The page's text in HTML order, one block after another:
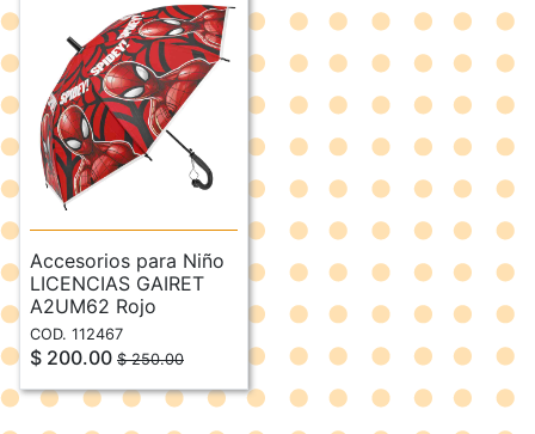
Accesorios para Niño
LICENCIAS GAIRET
A2UM62 Rojo
COD. 112467
$ 200.00 $ 250.00